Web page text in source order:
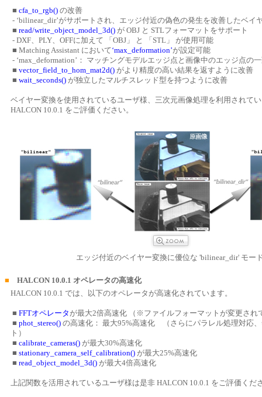
■ cfa_to_rgb()の改善
- ‘bilinear_dir’がサポートされ、エッジ付近の偽色の発生を改善したベイ
■ read/write_object_model_3d()が OBJ と STLフォーマットをサポート
- DXF、PLY、OFFに加えて 「OBJ」 と 「STL」 が使用可能
■ Matching Assistant において‘max_deformation’が設定可能
- ‘max_deformation’： マッチングモデルエッジ点と画像中のエッジ点の
■ vector_field_to_hom_mat2d()がより精度の高い結果を返すように改善
■ wait_seconds()が独立したマルチスレッド型を持つように改善
ベイヤー変換を使用されているユーザ様、三次元画像処理を利用されて
HALCON 10.0.1 をご評価ください。
エッジ付近のベイヤー変換に優位な 'bilinear_dir' モー
■
HALCON 10.0.1 オペレータの高速化
HALCON 10.0.1 では、以下のオペレータが高速化されています。
■ FFTオペレータ が最大2倍高速化 （※ファイルフォーマットが変更され
■ phot_stereo()の高速化： 最大95%高速化 （さらにパラレル処理対応
ト）
■ calibrate_cameras() が最大30%高速化
■ stationary_camera_self_calibration()が最大25%高速化
■ read_object_model_3d()が最大4倍高速化
上記関数を活用されているユーザ様は是非 HALCON 10.0.1 をご評価くだ